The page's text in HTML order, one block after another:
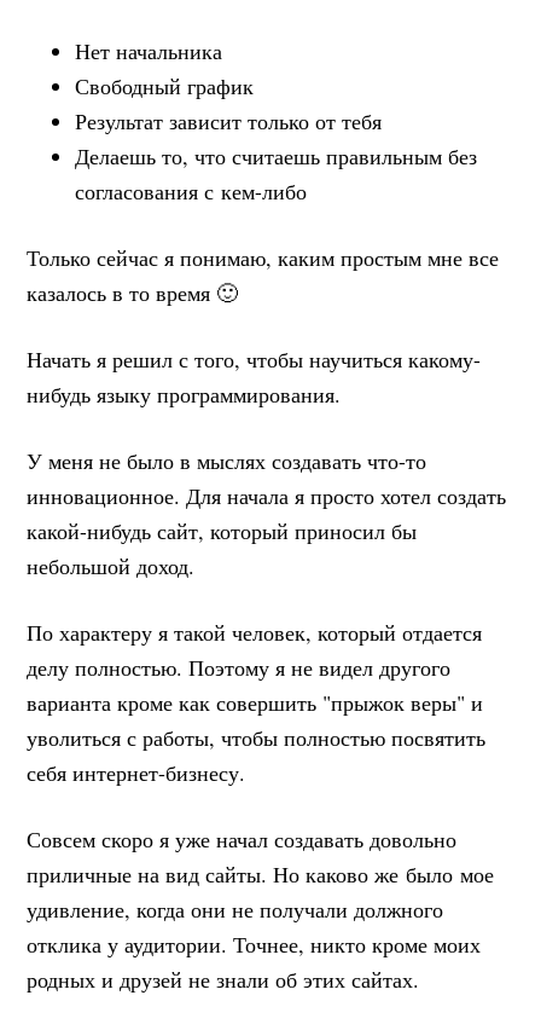
Нет начальника
Свободный график
Результат зависит только от тебя
Делаешь то, что считаешь правильным без
согласования с кем-либо
Только сейчас я понимаю, каким простым мне все
казалось в то время 🙂
Начать я решил с того, чтобы научиться какому-
нибудь языку программирования.
У меня не было в мыслях создавать что-то
инновационное. Для начала я просто хотел создать
какой-нибудь сайт, который приносил бы
небольшой доход.
По характеру я такой человек, который отдается
делу полностью. Поэтому я не видел другого
варианта кроме как совершить "прыжок веры" и
уволиться с работы, чтобы полностью посвятить
себя интернет-бизнесу.
Совсем скоро я уже начал создавать довольно
приличные на вид сайты. Но каково же было мое
удивление, когда они не получали должного
отклика у аудитории. Точнее, никто кроме моих
родных и друзей не знали об этих сайтах.